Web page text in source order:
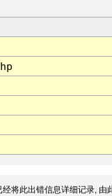
将此出错信息详细记录, 由